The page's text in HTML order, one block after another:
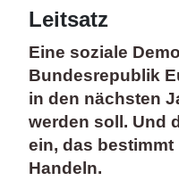
Leitsatz
Eine soziale
Bundesrepublik
in den nächsten
werden soll. Und
ein, das bestimmt
Handeln.